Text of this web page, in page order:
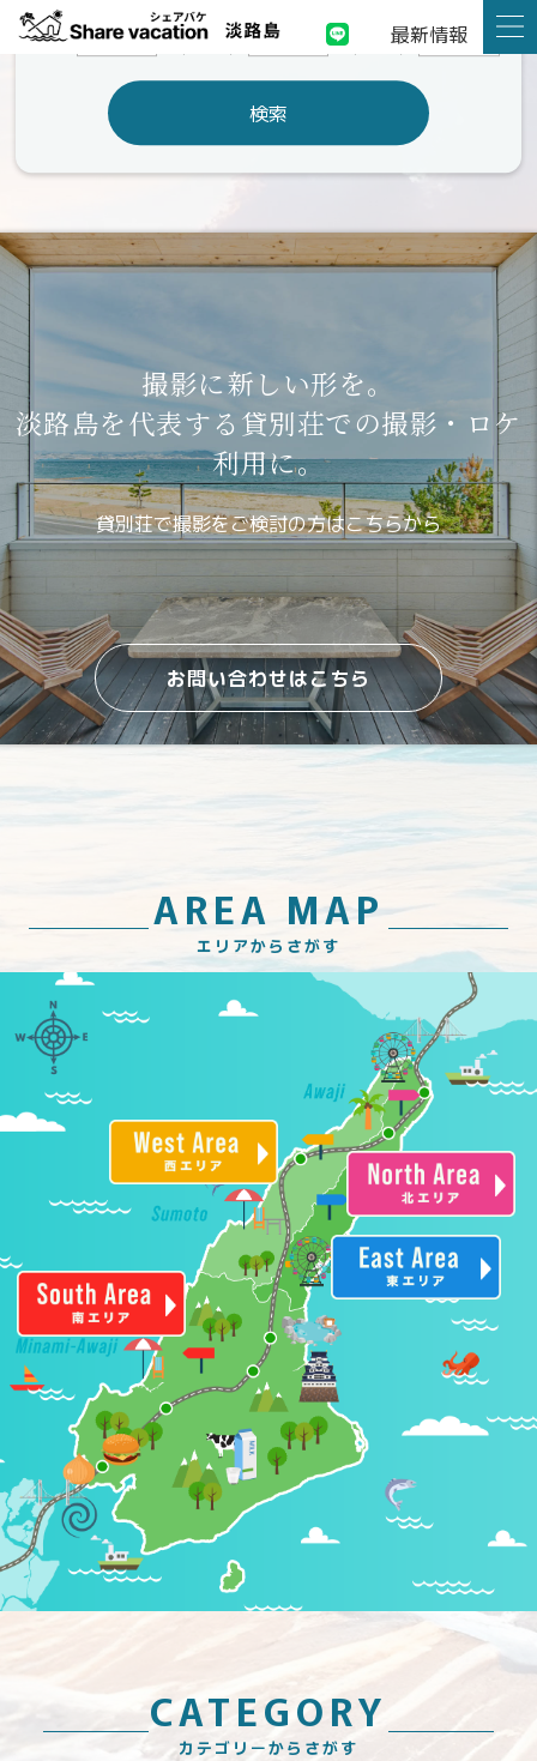
最新情報
大人 子供 幼児
（3歳以下）
検索
淡路島の宿泊に、
貸別荘という選択肢を。
誰の目も気にせず、プライベートな空間
かけがえのない仲間や家族と過ごす非日常のひととき。
貸別荘一覧
AREA MAP
エリアからさがす
CATEGORY
カテゴリーからさがす